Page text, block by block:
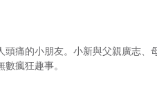
痛的小朋友。小新與父親廣志、
瘋狂趣事。